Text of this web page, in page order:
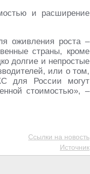
и расширение
оживления роста –
страны, кроме
долгие и непростые
или о том,
для России могут
стоимостью», –
Ссылки на новость
Источник